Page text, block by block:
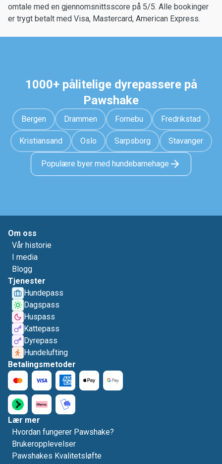
omtale med en gjennomsnittsscore på 5/5. Alle bookinger
er trygt betalt med Visa, Mastercard, American Express.
1000+ pålitelige dyrepassere på
Pawshake
Bergen Drammen Fornebu Fredrikstad
Kristiansand Oslo Sarpsborg Stavanger
Populære byer med hundebarnehage
Om oss
Vår historie
I media
Blogg
Tjenester
Hundepass
Dagspass
Huspass
Kattepass
Dyrepass
Hundelufting
Betalingsmetoder
Lær mer
Hvordan fungerer Pawshake?
Brukeropplevelser
Pawshakes Kvalitetsløfte